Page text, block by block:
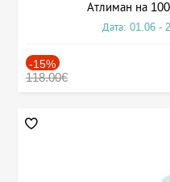
Атлиман на
Дата: 01.06 -
-15%
118.00€